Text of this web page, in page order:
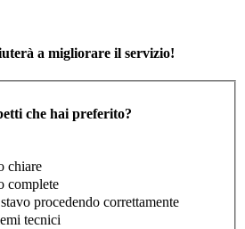
a migliorare il servizio!
che hai preferito?
chiare
complete
procedendo correttamente
tecnici